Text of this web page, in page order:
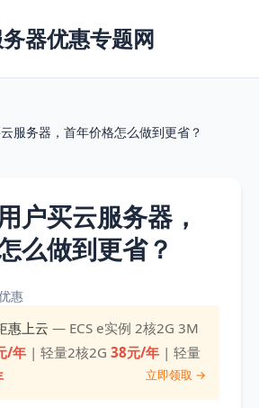
器优惠专题网
服务器，首年价格怎么做到更省？
户买云服务器，
么做到更省？
惠
惠上云 — ECS e实例 2核2G 3M
/年 | 轻量2核2G38元/年 | 轻量
立即领取 →